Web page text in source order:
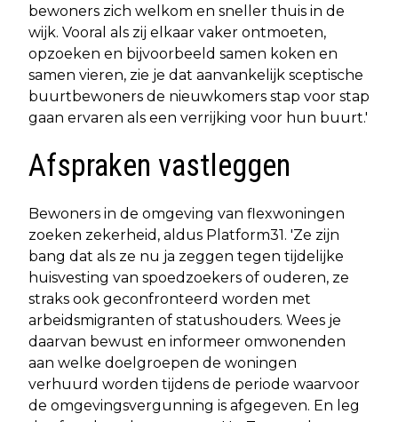
bewoners zich welkom en sneller thuis in de
wijk. Vooral als zij elkaar vaker ontmoeten,
opzoeken en bijvoorbeeld samen koken en
samen vieren, zie je dat aanvankelijk sceptische
buurtbewoners de nieuwkomers stap voor stap
gaan ervaren als een verrijking voor hun buurt.'
Afspraken vastleggen
Bewoners in de omgeving van flexwoningen
zoeken zekerheid, aldus Platform31. 'Ze zijn
bang dat als ze nu ja zeggen tegen tijdelijke
huisvesting van spoedzoekers of ouderen, ze
straks ook geconfronteerd worden met
arbeidsmigranten of statushouders. Wees je
daarvan bewust en informeer omwonenden
aan welke doelgroepen de woningen
verhuurd worden tijdens de periode waarvoor
de omgevingsvergunning is afgegeven. En leg